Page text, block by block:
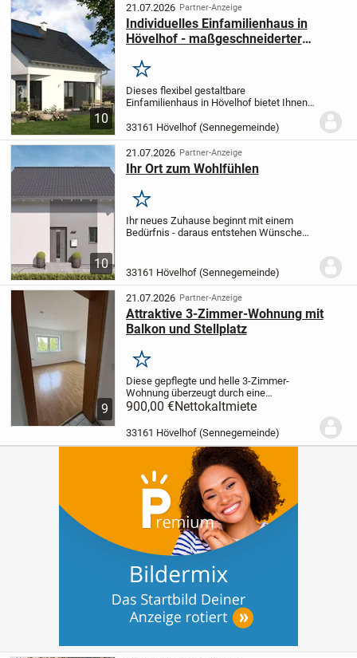
10
21.07.2026 Partner-Anzeige
Individuelles Einfamilienhaus in
Hövelhof - maßgeschneiderter
Merken
Dieses flexibel gestaltbare
Einfamilienhaus in Hövelhof bietet Ihnen
Wohnfläche von 147,31 m² und einem 516
m² großen Grundstück viel Freiraum zur
persönlichen...
33161 Hövelhof (Sennegemeinde)
10
21.07.2026 Partner-Anzeige
Ihr Ort zum Wohlfühlen
Merken
Ihr neues Zuhause beginnt mit einem
Bedürfnis - daraus entstehen Wünsche
Ihre Vorstellungen, Ihr Budget und die...
33161 Hövelhof (Sennegemeinde)
9
21.07.2026 Partner-Anzeige
Attraktive 3-Zimmer-Wohnung mit
Balkon und Stellplatz
Merken
Diese gepflegte und helle 3-Zimmer-
Wohnung überzeugt durch eine
durchdachte Raumaufteilung, freundliche
Wohnatmosphäre. Auf rund 78 m²
Wohnfläche bietet sie...
900,00 €Nettokaltmiete
33161 Hövelhof (Sennegemeinde)